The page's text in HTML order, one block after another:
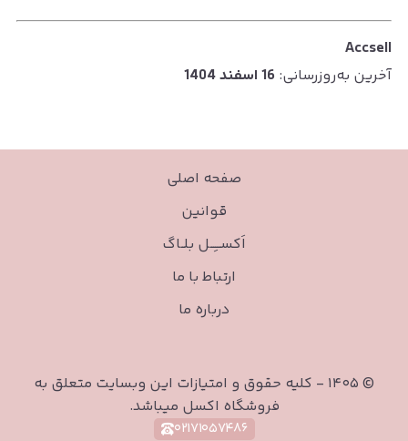
Accsell
آخرین به‌روزرسانی: 16 اسفند 1404
صفحه اصلی
قوانین
اَکســـِـــل بلــاگ
ارتباط با ما
درباره ما
© ۱۴۰۵ - کلیه حقوق و امتیازات این وبسایت متعلق به
فروشگاه اکسل میباشد.
۰۲۱۷۱۰۵۷۴۸۶